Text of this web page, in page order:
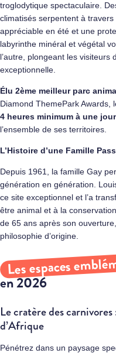
troglodytique spectaculaire.
climatisés serpentent à
appréciable en été et une
labyrinthe minéral et végétal
l’autre, plongeant les
exceptionnelle.
Élu 2ème meilleur parc
Diamond ThemePark Awards,
4 heures minimum à une
l’ensemble de ses territoires.
L’Histoire d’une Famille
Depuis 1961, la famille Gay
génération en génération.
ce site exceptionnel et l’a
être animal et à la
de 65 ans après son
philosophie d’origine.
Les espaces
en 2026
Le cratère des
d’Afrique
Pénétrez dans un paysage